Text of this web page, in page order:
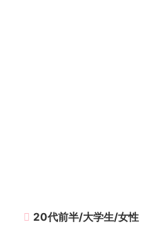
20代前半/大学生/女性